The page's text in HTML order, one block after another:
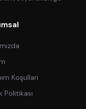
Koşulları
Politikası